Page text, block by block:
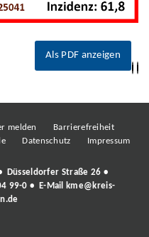
Als PDF anzeigen
melden
Barrierefreiheit
Datenschutz Impressum
Düsseldorfer Straße 26 •
99-0 • E-Mail
kme@kreis-